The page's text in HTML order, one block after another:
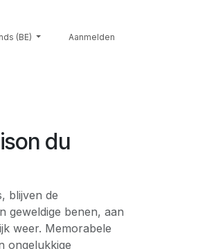
Merken
(BE) Aanmelden
du
blijven de
geweldige benen, aan
weer. Memorabele
ongelukkige